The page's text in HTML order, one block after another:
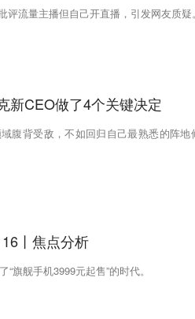
评流量主播但自己开直播，引发网友质疑
新CEO做了4个关键决定
腹背受敌，不如回归自己最熟悉的阵地
丨焦点分析
旗舰手机3999元起售”的时代。